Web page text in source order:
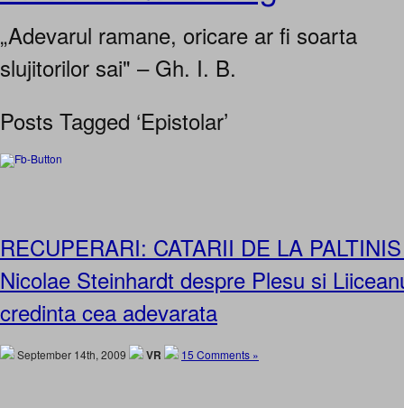
„Adevarul ramane, oricare ar fi soarta
slujitorilor sai" – Gh. I. B.
Posts Tagged ‘Epistolar’
RECUPERARI: CATARII DE LA
Nicolae Steinhardt despre Plesu si
credinta cea adevarata
September 14th, 2009 VR 15 Comments »